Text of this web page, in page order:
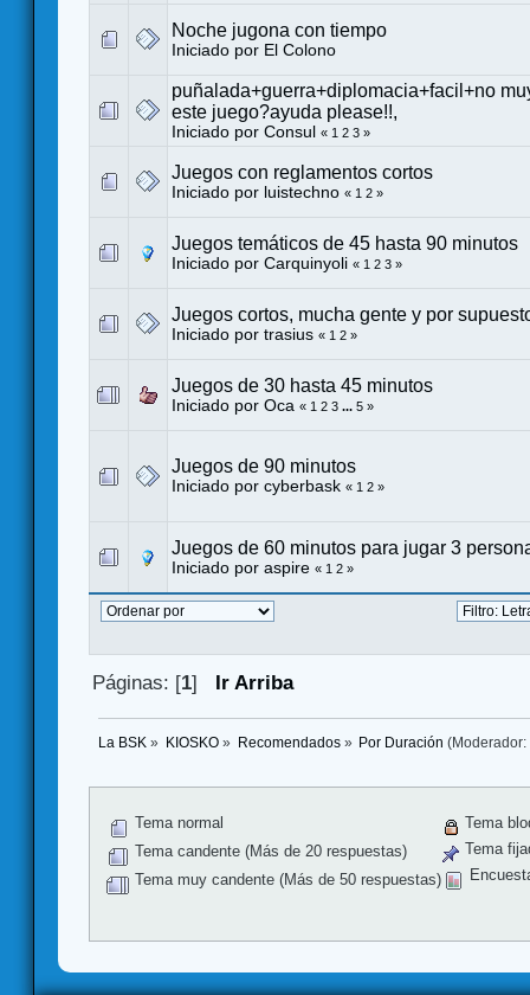
Noche jugona con tiempo
Iniciado por El Colono
puñalada+guerra+diplomacia+facil+no
este juego?ayuda please!!,
Iniciado por Consul « 1 2 3 »
Juegos con reglamentos cortos
Iniciado por luistechno « 1 2 »
Juegos temáticos de 45 hasta 90 minutos
Iniciado por Carquinyoli « 1 2 3 »
Juegos cortos, mucha gente y por
Iniciado por trasius « 1 2 »
Juegos de 30 hasta 45 minutos
Iniciado por Oca « 1 2 3 ... 5 »
Juegos de 90 minutos
Iniciado por cyberbask « 1 2 »
Juegos de 60 minutos para jugar 3
Iniciado por aspire « 1 2 »
Páginas: [1] Ir Arriba
La BSK » KIOSKO» Recomendados» Por Duración (Moderador:
Tema normal
Tema candente (Más de 20 respuestas)
Tema muy candente (Más de 50 respuestas)
Tema
Tema